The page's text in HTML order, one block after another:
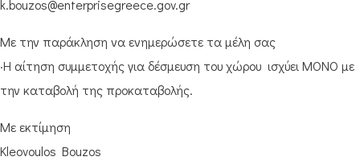
k.bouzos@enterprisegreece.gov.gr
Με την παράκληση να ενημερώσετε τα μέλη σας
·Η αίτηση συμμετοχής για δέσμευση του χώρου ισχύει ΜΟΝΟ με
την καταβολή της προκαταβολής.
Με εκτίμηση
Kleovoulos Bouzos